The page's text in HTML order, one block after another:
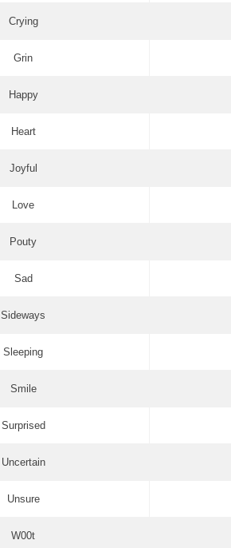
Crying
Grin
Happy
Heart
Joyful
Love
Pouty
Sad
Sideways
Sleeping
Smile
Surprised
Uncertain
Unsure
W00t